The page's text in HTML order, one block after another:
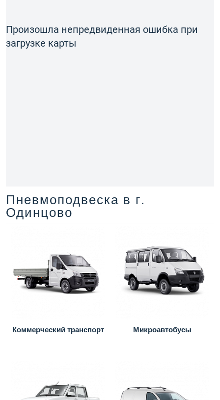
Произошла непредвиденная ошибка при
загрузке карты
Пневмоподвеска в г.
Одинцово
Коммерческий транспорт Микроавтобусы